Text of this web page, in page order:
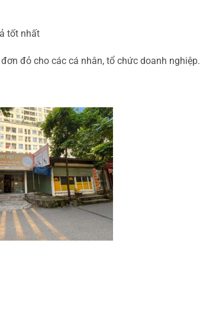
tốt nhất
đỏ cho các cá nhân, tổ chức doanh nghiệp.